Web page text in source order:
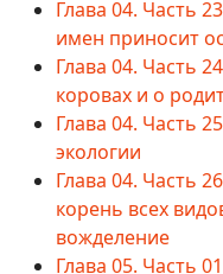
Глава 04. Часть
имен приносит
Глава 04. Часть
коровах и о
Глава 04. Часть
экологии
Глава 04. Часть
корень всех
вожделение
Глава 05. Часть